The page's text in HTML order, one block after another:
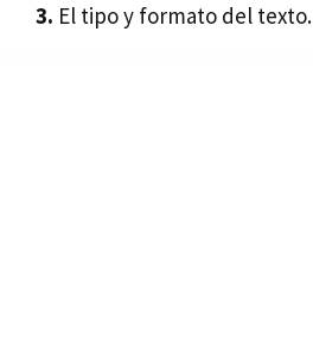
3. El tipo y formato del texto.